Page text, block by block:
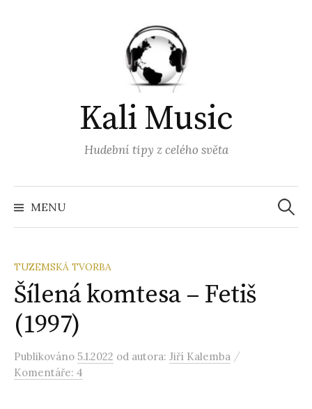
Kali Music
Hudební tipy z celého světa
MENU
TUZEMSKÁ TVORBA
Šílená komtesa – Fetiš
(1997)
Publikováno 5.1.2022 od autora: Jiří Kalemba /
Komentáře: 4